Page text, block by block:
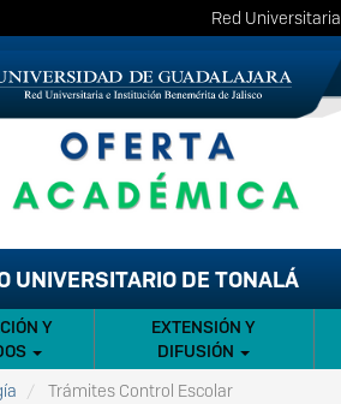
Red Universitaria
UNIVERSITARIO DE TONALÁ
Y
EXTENSIÓN Y
DIFUSIÓN
Trámites Control Escolar